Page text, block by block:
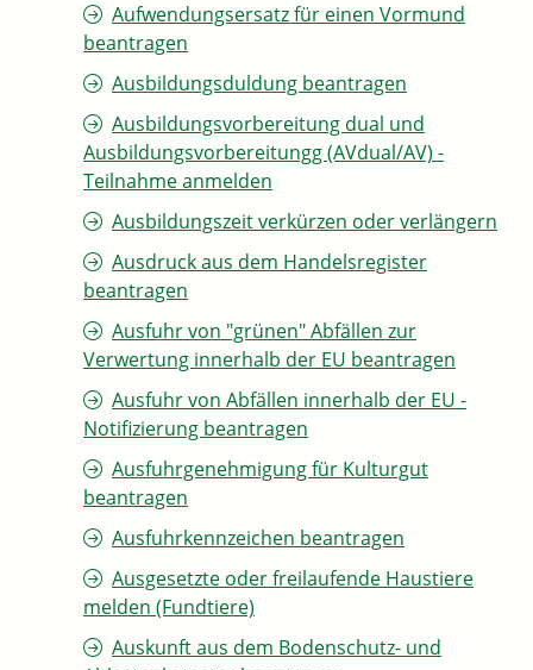
Aufwendungsersatz für einen Vormund
beantragen
Ausbildungsduldung beantragen
Ausbildungsvorbereitung dual und
Ausbildungsvorbereitungg (AVdual/AV) -
Teilnahme anmelden
Ausbildungszeit verkürzen oder verlängern
Ausdruck aus dem Handelsregister
beantragen
Ausfuhr von "grünen" Abfällen zur
Verwertung innerhalb der EU beantragen
Ausfuhr von Abfällen innerhalb der EU -
Notifizierung beantragen
Ausfuhrgenehmigung für Kulturgut
beantragen
Ausfuhrkennzeichen beantragen
Ausgesetzte oder freilaufende Haustiere
melden (Fundtiere)
Auskunft aus dem Bodenschutz- und